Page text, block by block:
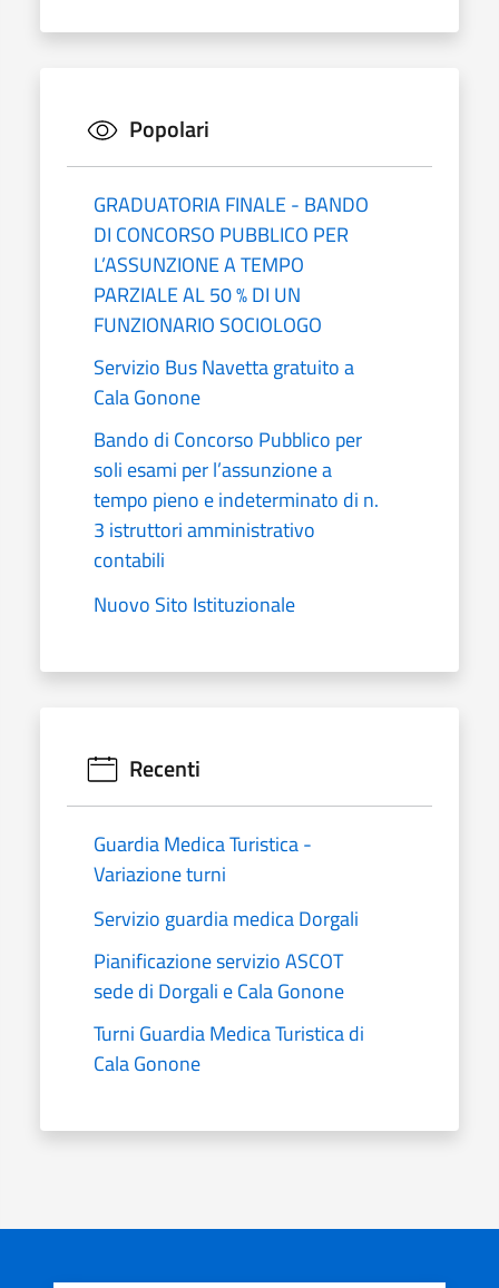
Popolari
GRADUATORIA FINALE - BANDO
DI CONCORSO PUBBLICO PER
L’ASSUNZIONE A TEMPO
PARZIALE AL 50 % DI UN
FUNZIONARIO SOCIOLOGO
Servizio Bus Navetta gratuito a
Cala Gonone
Bando di Concorso Pubblico per
soli esami per l’assunzione a
tempo pieno e indeterminato di n.
3 istruttori amministrativo
contabili
Nuovo Sito Istituzionale
Recenti
Guardia Medica Turistica -
Variazione turni
Servizio guardia medica Dorgali
Pianificazione servizio ASCOT
sede di Dorgali e Cala Gonone
Turni Guardia Medica Turistica di
Cala Gonone